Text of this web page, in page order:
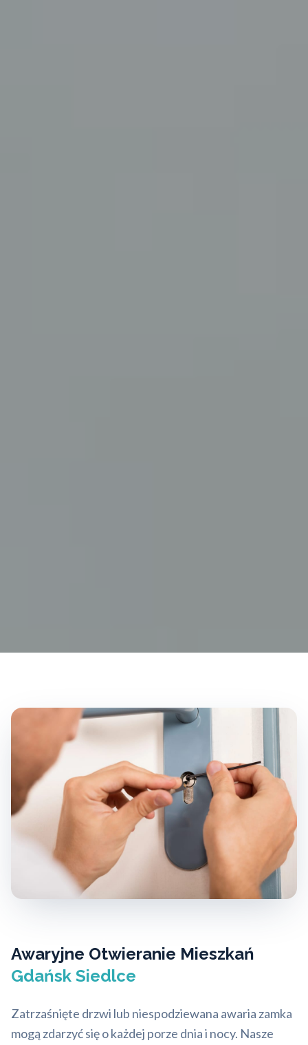
Awaryjne Otwieranie Mieszkań
Gdańsk Siedlce
Zatrzaśnięte drzwi lub niespodziewana awaria zamka
mogą zdarzyć się o każdej porze dnia i nocy. Nasze